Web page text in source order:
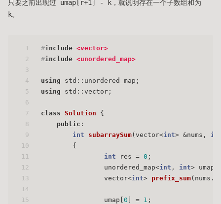
只要之前出现过 umap[r+1] - k，就说明存在一个子数组和为
k。
1
2
3
4
5
6
7
8
9
10
11
12
13
14
15
#include <vector>
#include <unordered_map>
using std::unordered_map;
using std::vector;
class Solution {
public :
int
subarraySum(vector<int> &nums,
{
int res = 0 ;
                unordered_map<
int , int> umap;
vector<int> prefix_sum
                umap[
0 ] = 1 ;